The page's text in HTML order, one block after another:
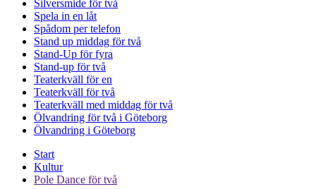
Silversmide för två
Spela in en låt
Spådom per telefon
Stand up middag för två
Stand-Up för fyra
Stand-up för två
Teaterkväll för en
Teaterkväll för två
Teaterkväll med middag för två
Ölvandring för två i Göteborg
Ölvandring i Göteborg
Start
Kultur
Pole Dance för två